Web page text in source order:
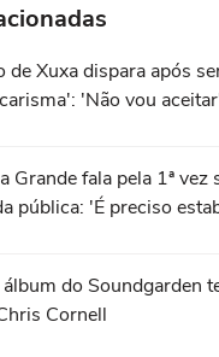
de Xuxa dispara após
'Não vou
Grande fala pela 1ª vez
pública: 'É preciso
do Soundgarden
Cornell